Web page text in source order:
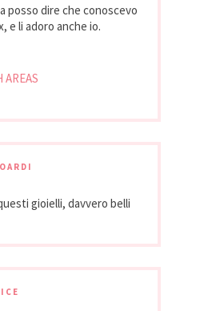
posso dire che conoscevo
e li adoro anche io.
AREAS
gioielli, davvero belli